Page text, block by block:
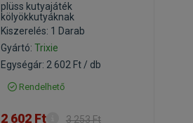
plüss kutyajáték
kölyökkutyáknak
Kiszerelés: 1 Darab
Gyártó: Trixie
Egységár: 2 602 Ft / db
Rendelhető
2 602 Ft 3 253 Ft